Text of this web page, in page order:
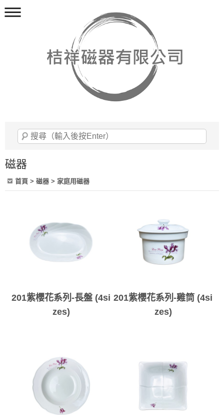
磁器
首頁 > 磁器 > 家庭用磁器
201紫櫻花系列-長盤 (4si
zes)
201紫櫻花系列-雞筒 (4si
zes)